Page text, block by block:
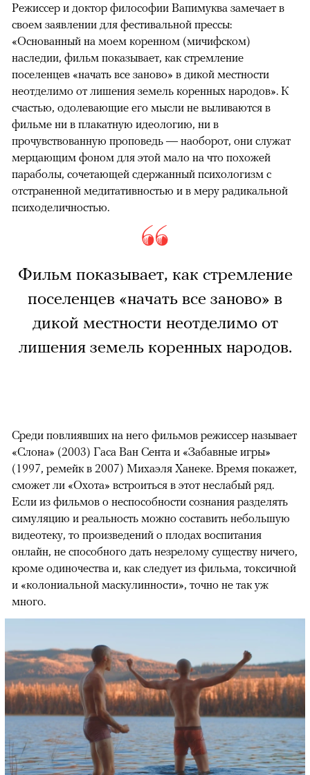
Режиссер и доктор философии Вапимуква замечает в
своем заявлении для фестивальной прессы:
«Основанный на моем коренном (мичифском)
наследии, фильм показывает, как стремление
поселенцев «начать все заново» в дикой местности
неотделимо от лишения земель коренных народов». К
счастью, одолевающие его мысли не выливаются в
фильме ни в плакатную идеологию, ни в
прочувствованную проповедь — наоборот, они служат
мерцающим фоном для этой мало на что похожей
параболы, сочетающей сдержанный психологизм с
отстраненной медитативностью и в меру радикальной
психоделичностью.
Фильм показывает, как стремление
поселенцев «начать все заново» в
дикой местности неотделимо от
лишения земель коренных народов.
Среди повлиявших на него фильмов режиссер называет
«Слона» (2003) Гаса Ван Сента и «Забавные игры»
(1997, ремейк в 2007) Михаэля Ханеке. Время покажет,
сможет ли «Охота» встроиться в этот неслабый ряд.
Если из фильмов о неспособности сознания разделять
симуляцию и реальность можно составить небольшую
видеотеку, то произведений о плодах воспитания
онлайн, не способного дать незрелому существу ничего,
кроме одиночества и, как следует из фильма, токсичной
и «колониальной маскулинности», точно не так уж
много.